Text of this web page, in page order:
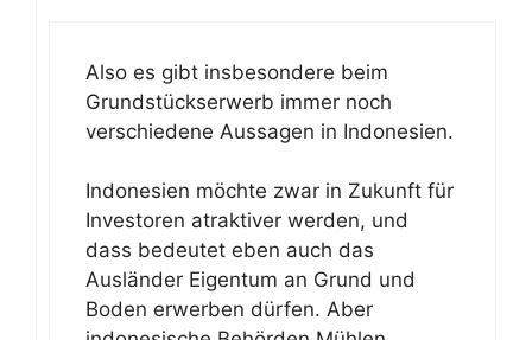
Also es gibt insbesondere beim
Grundstückserwerb immer noch
verschiedene Aussagen in Indonesien.
Indonesien möchte zwar in Zukunft für
Investoren atraktiver werden, und
dass bedeutet eben auch das
Ausländer Eigentum an Grund und
Boden erwerben dürfen. Aber